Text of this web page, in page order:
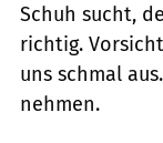
Schuh sucht,
richtig.
uns schmal
nehmen.